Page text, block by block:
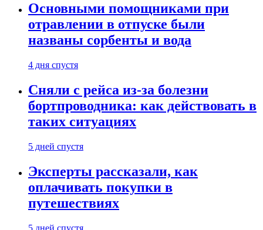
Основными помощниками при
отравлении в отпуске были
названы сорбенты и вода
4 дня спустя
Сняли с рейса из-за болезни
бортпроводника: как действовать в
таких ситуациях
5 дней спустя
Эксперты рассказали, как
оплачивать покупки в
путешествиях
5 дней спустя